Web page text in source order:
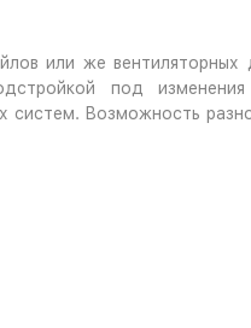
или же
под
Возможность